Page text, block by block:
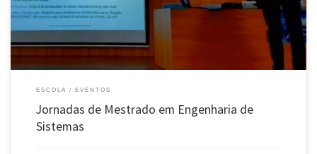
ESCOLA EVENTOS
Jornadas de Mestrado em Engenharia de
Sistemas